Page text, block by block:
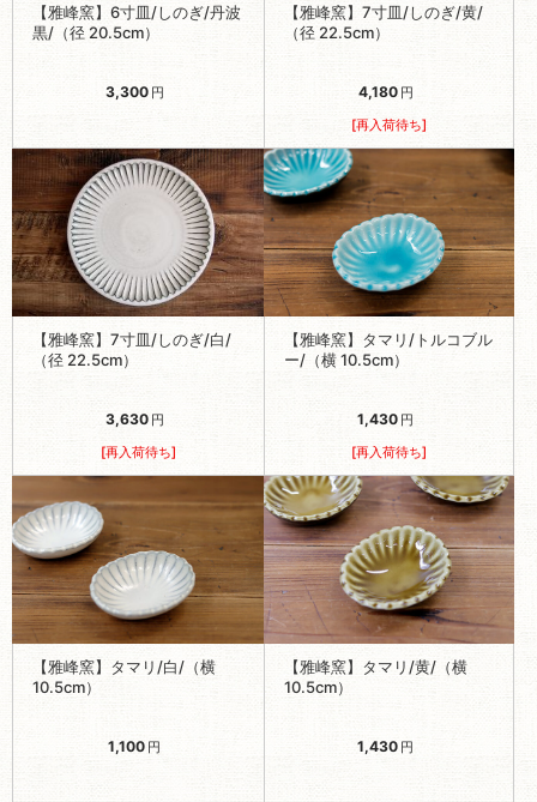
【雅峰窯】6寸皿/しのぎ/丹波
黒/（径 20.5cm）
3,300 円
【雅峰窯】7寸皿/しのぎ/黄/
（径 22.5cm）
4,180 円
[再入荷待ち]
【雅峰窯】7寸皿/しのぎ/白/
（径 22.5cm）
3,630 円
[再入荷待ち]
【雅峰窯】タマリ/トルコブル
ー/（横 10.5cm）
1,430 円
[再入荷待ち]
【雅峰窯】タマリ/白/（横
10.5cm）
1,100 円
【雅峰窯】タマリ/黄/（横
10.5cm）
1,430 円